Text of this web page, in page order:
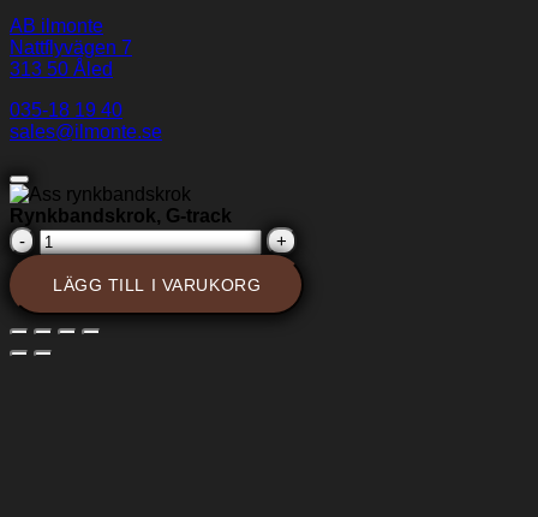
AB ilmonte
Nattflyvägen 7
313 50 Åled
035-18 19 40
sales@ilmonte.se
Rynkbandskrok, G-track
Rynkbandskrok,
G-
track
LÄGG TILL I VARUKORG